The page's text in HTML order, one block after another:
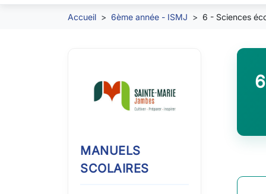
Accueil 6ème année - ISMJ 6 - Sciences
MANUELS
SCOLAIRES